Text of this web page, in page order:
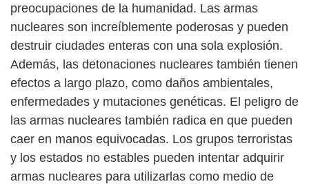
preocupaciones de la humanidad. Las armas
nucleares son increíblemente poderosas y pueden
destruir ciudades enteras con una sola explosión.
Además, las detonaciones nucleares también tienen
efectos a largo plazo, como daños ambientales,
enfermedades y mutaciones genéticas. El peligro de
las armas nucleares también radica en que pueden
caer en manos equivocadas. Los grupos terroristas
y los estados no estables pueden intentar adquirir
armas nucleares para utilizarlas como medio de